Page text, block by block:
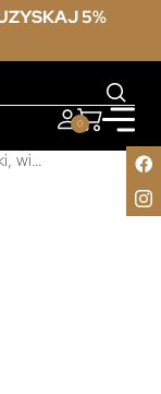
5%
0
Złote zawieszki, wisiorki